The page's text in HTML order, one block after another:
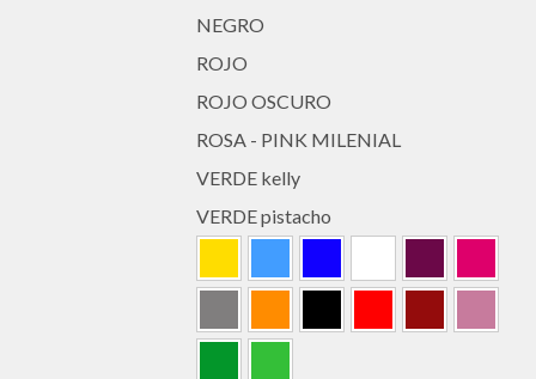
NEGRO
ROJO
ROJO OSCURO
ROSA - PINK MILENIAL
VERDE kelly
VERDE pistacho